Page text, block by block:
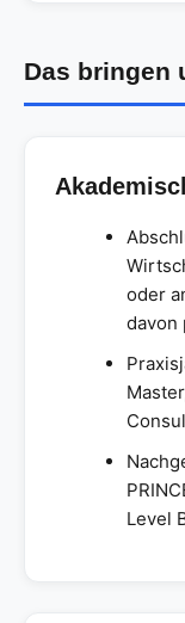
Das bringen
oder
davon
Level